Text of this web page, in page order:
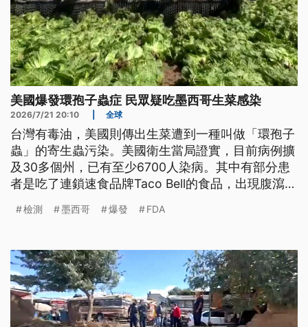
美國爆發環孢子蟲症 民眾疑吃墨西哥生菜感染
2026/7/21 20:10 全球
台灣有毒油，美國則傳出生菜遭到一種叫做「環孢子
蟲」的寄生蟲污染。美國衛生當局證實，目前病例擴
及30多個州，已有至少6700人染病。其中有部分患
者是吃了連鎖速食品牌Taco Bell的食品，出現腹瀉腹
生菜，相關業者已經將產品下架。但現在傳出有些檢
困難。
檢測 墨西哥 爆發 FDA